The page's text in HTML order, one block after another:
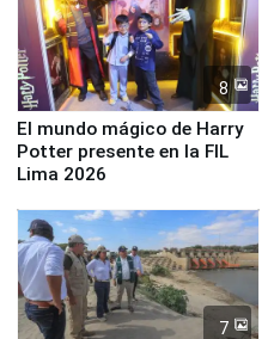
8
El mundo mágico de Harry
Potter presente en la FIL
Lima 2026
7